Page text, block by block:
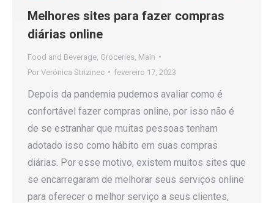
Melhores sites para fazer compras
diárias online
Food and Beverage Groceries Main
Por Verónica Strizinec fevereiro 17, 2023
Depois da pandemia pudemos avaliar como é
confortável fazer compras online, por isso não é
de se estranhar que muitas pessoas tenham
adotado isso como hábito em suas compras
diárias. Por esse motivo, existem muitos sites que
se encarregaram de melhorar seus serviços online
para oferecer o melhor serviço a seus clientes,